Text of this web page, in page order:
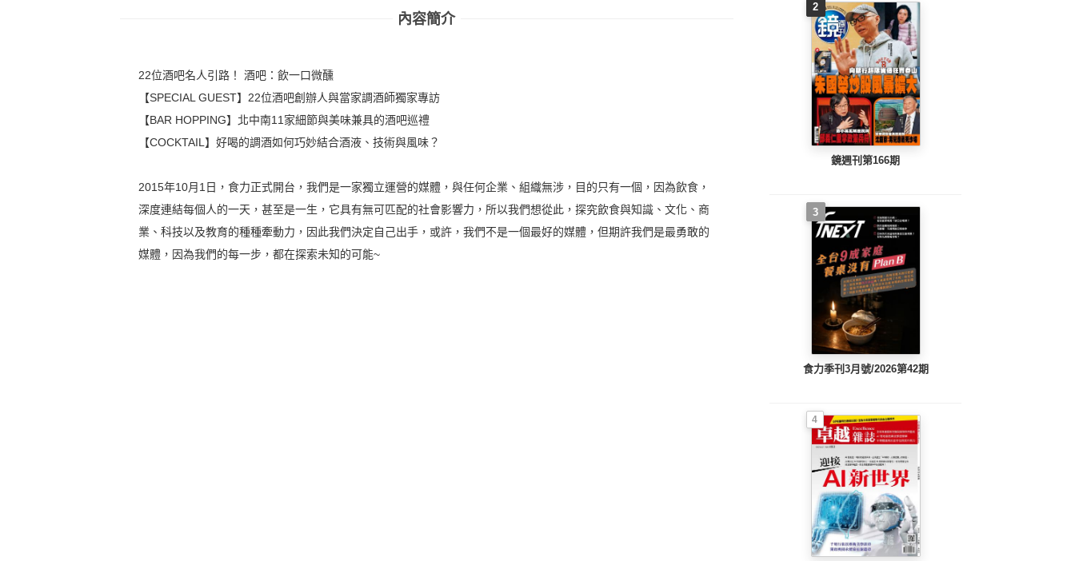
內容簡介
22位酒吧名人引路！ 酒吧：飲一口微醺
【SPECIAL GUEST】22位酒吧創辦人與當家調酒師獨家專訪
【BAR HOPPING】北中南11家細節與美味兼具的酒吧巡禮
【COCKTAIL】好喝的調酒如何巧妙結合酒液、技術與風味？
2015年10月1日，食力正式開台，我們是一家獨立運營的媒體，與任何企業、組織無涉，目的只有一個，因為飲食，
深度連結每個人的一天，甚至是一生，它具有無可匹配的社會影響力，所以我們想從此，探究飲食與知識、文化、商
業、科技以及教育的種種牽動力，因此我們決定自己出手，或許，我們不是一個最好的媒體，但期許我們是最勇敢的
媒體，因為我們的每一步，都在探索未知的可能~
2
鏡週刊第166期
3
食力季刊3月號/2026第42期
4